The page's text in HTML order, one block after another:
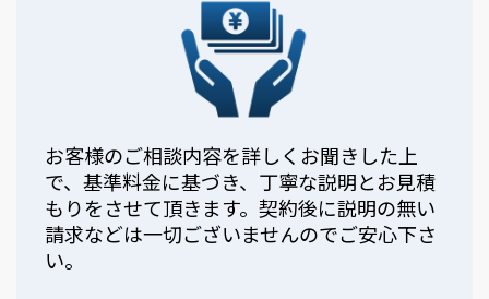
お客様のご相談内容を詳しくお聞きした上
で、基準料金に基づき、丁寧な説明とお見積
もりをさせて頂きます。契約後に説明の無い
請求などは一切ございませんのでご安心下さ
い。